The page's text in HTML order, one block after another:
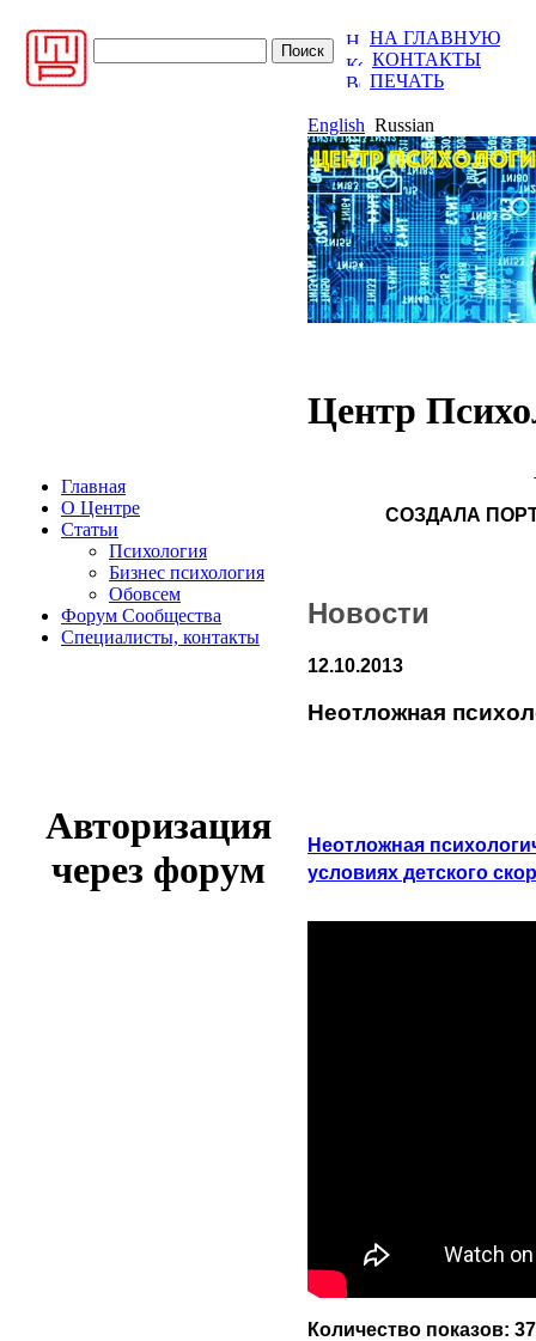
НА ГЛАВНУЮ
КОНТАКТЫ
ПЕЧАТЬ
Главная
О Центре
Статьи
Психология
Бизнес психология
Обовсем
Форум Сообщества
Cпециалисты, контакты
Авторизация
через форум
English Russian
Центр
СОЗДАЛА
Новости
12.10.2013
Неотложная
Неотложная
условиях детского
Количество показов: